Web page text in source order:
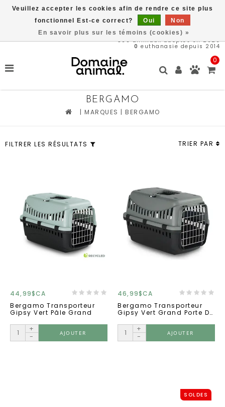
566animaux adoptés en 2026
0 euthanasie depuis 2014
0
BERGAMO
| MARQUES | BERGAMO
FILTRER LES RÉSULTATS TRIER PAR
44,99$CA
Bergamo Transporteur
Gipsy Vert Pâle Grand
+
-
AJOUTER
46,99$CA
Bergamo Transporteur
Gipsy Vert Grand Porte De
+
-
AJOUTER
SOLDES
Veuillez accepter les cookies afin de rendre ce site plus
fonctionnel Est-ce correct?
Oui
Non
En savoir plus sur les témoins (cookies) »
Une partie des bénéfices est remit directement au
Domaine Animal, ACHETEZ ICI, SAUVEZ DES VIES